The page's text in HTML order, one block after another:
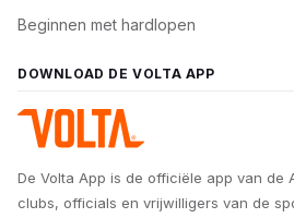
Beginnen met hardlopen
DOWNLOAD DE VOLTA APP
De Volta App is de officiële app van de
clubs, officials en vrijwilligers van de